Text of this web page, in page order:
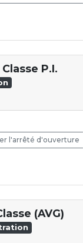
P.I.
l'arrêté d'ouverture
(AVG)